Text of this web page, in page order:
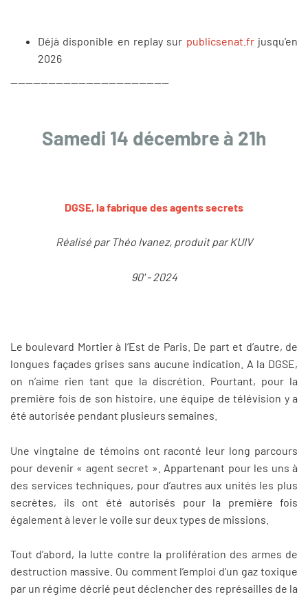
Déjà disponible en replay sur publicsenat.frjusqu'en
2026
------------------------------------------
Samedi 14 décembre à 21h
DGSE, la fabrique des agents secrets
Réalisé par Théo Ivanez, produit par KUIV
90' - 2024
Le boulevard Mortier à l’Est de Paris. De part et d’autre, de
longues façades grises sans aucune indication. A la DGSE,
on n’aime rien tant que la discrétion. Pourtant, pour la
première fois de son histoire, une équipe de télévision y a
été autorisée pendant plusieurs semaines.
Une vingtaine de témoins ont raconté leur long parcours
pour devenir « agent secret ». Appartenant pour les uns à
des services techniques, pour d’autres aux unités les plus
secrètes, ils ont été autorisés pour la première fois
également à lever le voile sur deux types de missions.
Tout d’abord, la lutte contre la prolifération des armes de
destruction massive. Ou comment l’emploi d’un gaz toxique
par un régime décrié peut déclencher des représailles de la